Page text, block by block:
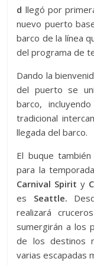
d llegó por
nuevo puerto
barco de la línea
del programa de
Dando la
del puerto se
barco,
tradicional
llegada del barco.
El buque
para la
Carnival Spirit y
es Seattle.
realizará
sumergirán a los
de los destinos
varias escapadas